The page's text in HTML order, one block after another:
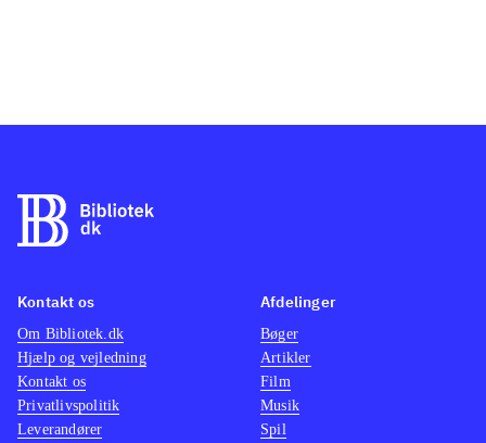
Kontakt os
Om Bibliotek.dk
Hjælp og vejledning
Kontakt os
Privatlivspolitik
Leverandører
Afdelinger
Bøger
Artikler
Film
Musik
Spil